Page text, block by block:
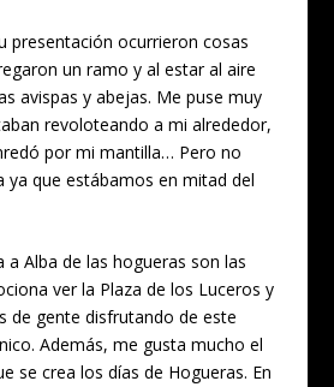
presentación ocurrieron cosas
un ramo y al estar al aire
avispas y abejas. Me puse muy
revoloteando a mi alrededor,
por mi mantilla… Pero no
ya que estábamos en mitad del
a Alba de las hogueras son las
ver la Plaza de los Luceros y
de gente disfrutando de este
Además, me gusta mucho el
se crea los días de Hogueras. En